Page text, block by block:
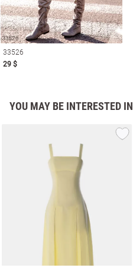
33526
29 $
YOU MAY BE INTERESTED IN